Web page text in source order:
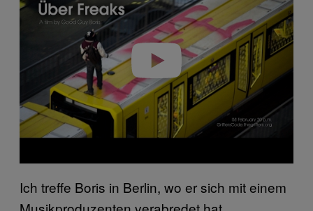
v
Ich treffe Boris in Berlin, wo er sich mit einem